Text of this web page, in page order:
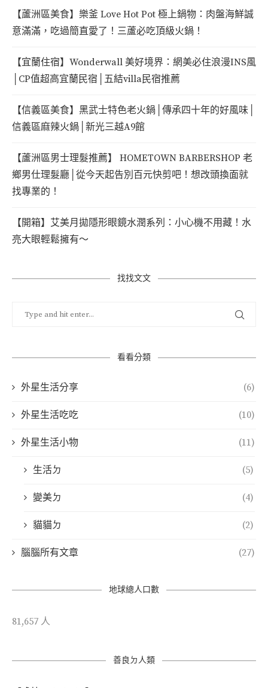
【蘆洲區美食】樂釜 Love Hot Pot 極上鍋物：肉盤海鮮誠
意滿滿，吃過簡直愛了！三蘆必吃頂級火鍋！
【宜蘭住宿】Wonderwall 美好境界：網美必住浪漫INS風
│CP值超高宜蘭民宿│五結villa民宿推薦
【信義區美食】黑武士特色老火鍋│傳承四十年的好風味│
信義區麻辣火鍋│新光三越A9館
【蘆洲區男士理髮推薦】 HOMETOWN BARBERSHOP 老
鄉男仕理髮廳│從今天起告別百元快剪吧！想改頭換面就
找專業的！
【開箱】艾美月拋隱形眼鏡水潤系列：小心機不用藏！水
亮大眼輕鬆擁有～
找找文文
看看分類
外星生活分享 (6)
外星生活吃吃 (10)
外星生活小物 (11)
生活ㄉ (5)
變美ㄉ (4)
貓貓ㄉ (2)
腦腦所有文章 (27)
地球總人口數
81,657 人
善良ㄉ人類